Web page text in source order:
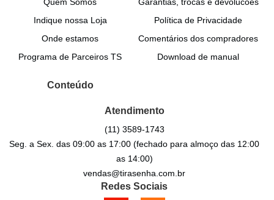
Indique nossa Loja
Onde estamos
Programa de Parceiros TS
Política de Privacidade
Comentários dos compradores
Download de manual
Conteúdo
Atendimento
(11) 3589-1743
Seg. a Sex. das 09:00 as 17:00 (fechado para almoço das 12:00
as 14:00)
vendas@tirasenha.com.br
Redes Sociais